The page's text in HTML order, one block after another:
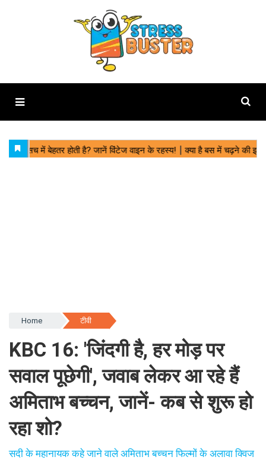
Home टीवी
KBC 16: 'जिंदगी है, हर मोड़ पर
सवाल पूछेगी', जवाब लेकर आ रहे हैं
अमिताभ बच्चन, जानें- कब से शुरू हो
रहा शो?
सदी के महानायक कहे जाने वाले अमिताभ बच्चन फिल्मों के अलावा क्विज